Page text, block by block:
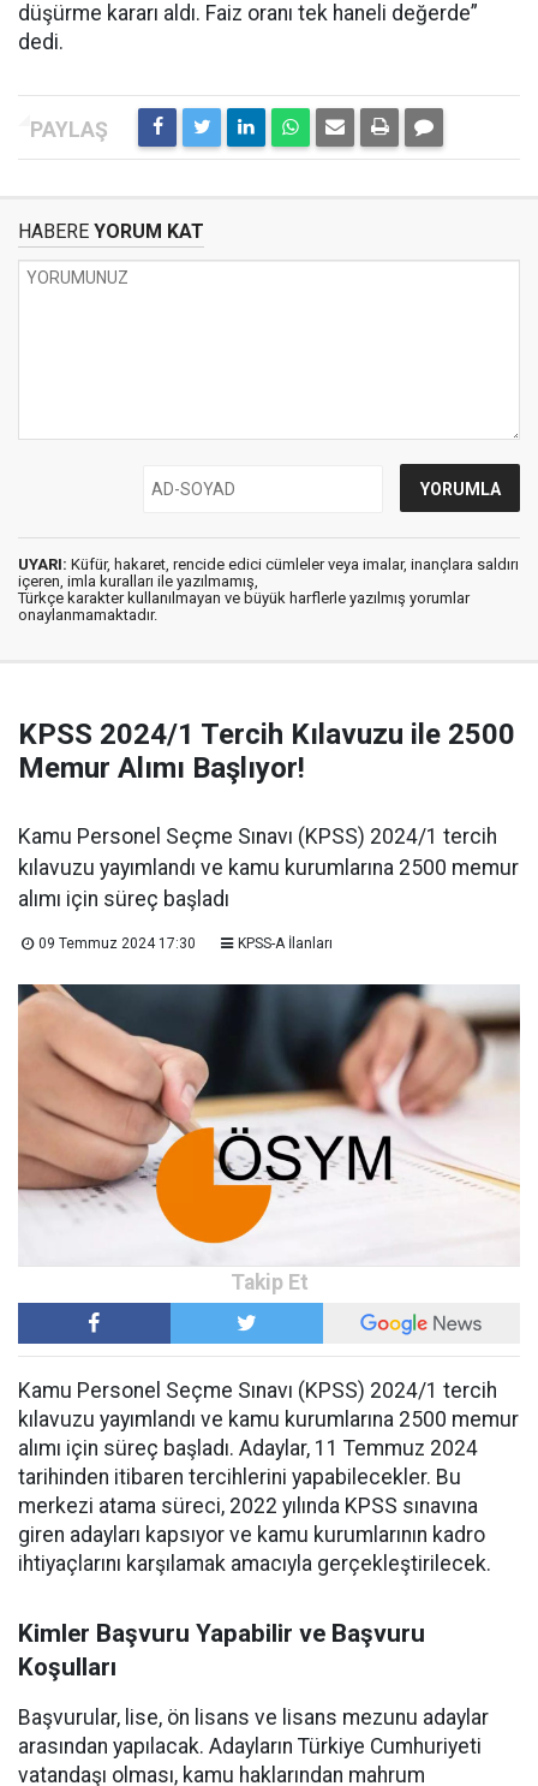
düşürme kararı aldı. Faiz oranı tek haneli değerde”
dedi.
HABERE YORUM KAT
UYARI: Küfür, hakaret, rencide edici cümleler veya imalar, inançlara saldırı
içeren, imla kuralları ile yazılmamış,
Türkçe karakter kullanılmayan ve büyük harflerle yazılmış yorumlar
onaylanmamaktadır.
KPSS 2024/1 Tercih Kılavuzu ile 2500
Memur Alımı Başlıyor!
Kamu Personel Seçme Sınavı (KPSS) 2024/1 tercih
kılavuzu yayımlandı ve kamu kurumlarına 2500 memur
alımı için süreç başladı
09 Temmuz 2024 17:30 KPSS-A İlanları
Kamu Personel Seçme Sınavı (KPSS) 2024/1 tercih
kılavuzu yayımlandı ve kamu kurumlarına 2500 memur
alımı için süreç başladı. Adaylar, 11 Temmuz 2024
tarihinden itibaren tercihlerini yapabilecekler. Bu
merkezi atama süreci, 2022 yılında KPSS sınavına
giren adayları kapsıyor ve kamu kurumlarının kadro
ihtiyaçlarını karşılamak amacıyla gerçekleştirilecek.
Kimler Başvuru Yapabilir ve Başvuru
Koşulları
Başvurular, lise, ön lisans ve lisans mezunu adaylar
arasından yapılacak. Adayların Türkiye Cumhuriyeti
vatandaşı olması, kamu haklarından mahrum